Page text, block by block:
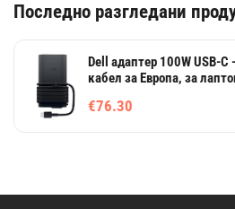
Последно разгледани
Dell адаптер 100W USB-
кабел за Европа, за
€76.30